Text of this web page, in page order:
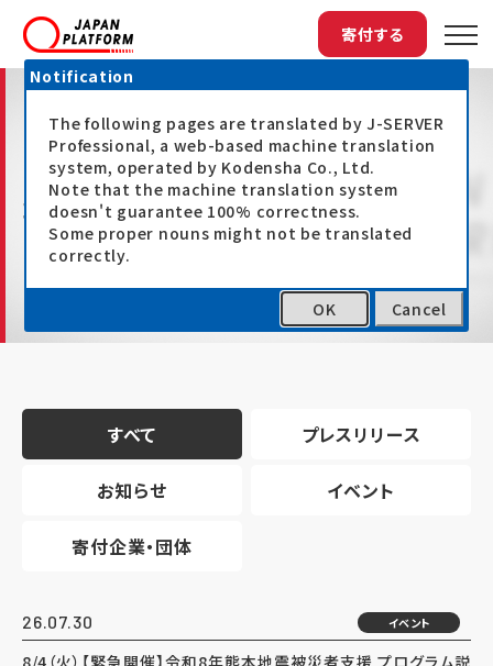
寄付する
最新情報
すべて プレスリリース
お知らせ イベント
寄付企業・団体
26.07.30 イベント
8/4（火）【緊急開催】令和8年熊本地震被災者支援 プログラム説
Notification
The following pages are translated by J-SERVER
Professional, a web-based machine translation
system, operated by Kodensha Co., Ltd.
Note that the machine translation system
doesn't guarantee 100% correctness.
Some proper nouns might not be translated
correctly.
OK Cancel